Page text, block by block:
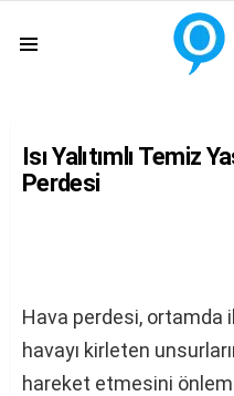
Isı Yalıtımlı Temiz
Perdesi
Hava perdesi, ortamda
havayı kirleten
hareket etmesini